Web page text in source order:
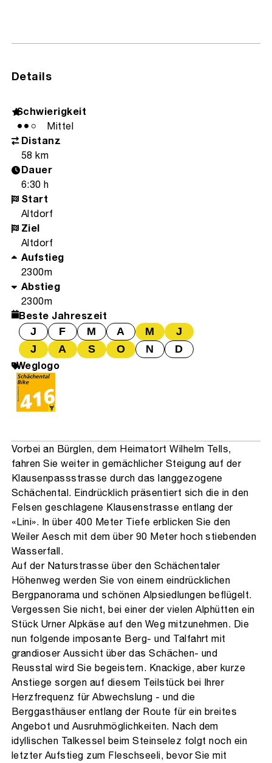
Details
Schwierigkeit
Mittel
Distanz
58 km
Dauer
6:30 h
Start
Altdorf
Ziel
Altdorf
Aufstieg
2300m
Abstieg
2300m
Beste Jahreszeit
J F M A M
J
J
A S O N D
Weglogo
Vorbei an Bürglen, dem Heimatort Wilhelm Tells,
fahren Sie weiter in gemächlicher Steigung auf der
Klausenpassstrasse durch das langgezogene
Schächental. Eindrücklich präsentiert sich die in den
Felsen geschlagene Klausenstrasse entlang der
«Lini». In über 400 Meter Tiefe erblicken Sie den
Weiler Aesch mit dem über 90 Meter hoch stiebenden
Wasserfall.
Auf der Naturstrasse über den Schächentaler
Höhenweg werden Sie von einem eindrücklichen
Bergpanorama und schönen Alpsiedlungen beflügelt.
Vergessen Sie nicht, bei einer der vielen Alphütten ein
Stück Urner Alpkäse auf den Weg mitzunehmen. Die
nun folgende imposante Berg- und Talfahrt mit
grandioser Aussicht über das Schächen- und
Reusstal wird Sie begeistern. Knackige, aber kurze
Anstiege sorgen auf diesem Teilstück bei Ihrer
Herzfrequenz für Abwechslung - und die
Berggasthäuser entlang der Route für ein breites
Angebot und Ausruhmöglichkeiten. Nach dem
idyllischen Talkessel beim Steinselez folgt noch ein
letzter Aufstieg zum Fleschseeli, bevor Sie mit